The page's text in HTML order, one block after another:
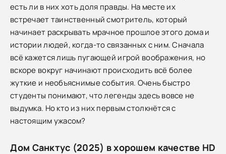
есть ли в них хоть доля правды. На месте их
встречает таинственный смотритель, который
начинает раскрывать мрачное прошлое этого дома и
истории людей, когда-то связанных с ним. Сначала
всё кажется лишь пугающей игрой воображения, но
вскоре вокруг начинают происходить всё более
жуткие и необъяснимые события. Очень быстро
студенты понимают, что легенды здесь вовсе не
выдумка. Но кто из них первым столкнётся с
настоящим ужасом?
Дом Санктус (2025) в хорошем качестве HD